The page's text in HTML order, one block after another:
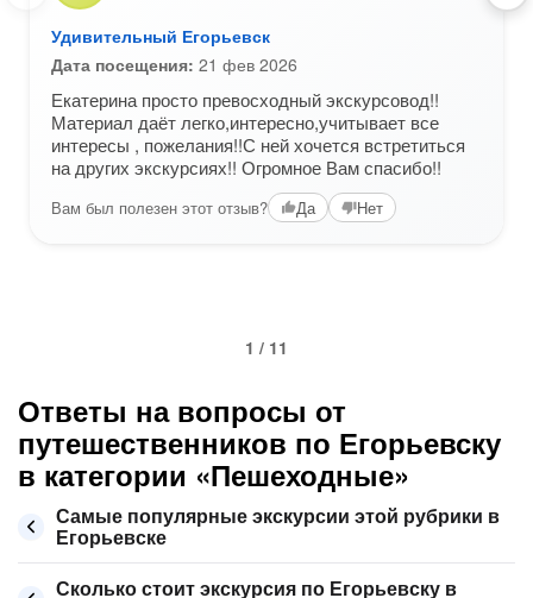
Удивительный Егорьевск
Дата посещения: 21 фев 2026
Екатерина просто превосходный экскурсовод!!
Материал даёт легко,интересно,учитывает все
интересы , пожелания!!С ней хочется встретиться
на других экскурсиях!! Огромное Вам спасибо!!
Вам был полезен этот отзыв? Да Нет
1 / 11
Ответы на вопросы от
путешественников по Егорьевску
в категории «Пешеходные»
Самые популярные экскурсии этой рубрики в
Егорьевске
Сколько стоит экскурсия по Егорьевску в